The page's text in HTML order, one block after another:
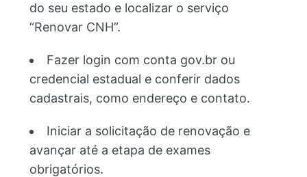
do seu estado e localizar o serviço
“Renovar CNH”.
Fazer login com conta gov.br ou
credencial estadual e conferir dados
cadastrais, como endereço e contato.
Iniciar a solicitação de renovação e
avançar até a etapa de exames
obrigatórios.